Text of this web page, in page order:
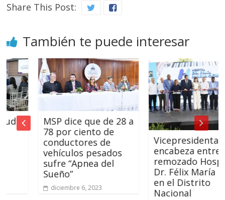
Share This Post:
También te puede interesar
MSP dice que de 28 a
78 por ciento de
conductores de
vehículos pesados
sufre “Apnea del
Sueño”
diciembre 6, 2023
Vicepresidenta
encabeza entrega
remozado Hospital
Dr. Félix María Goico
en el Distrito
Nacional